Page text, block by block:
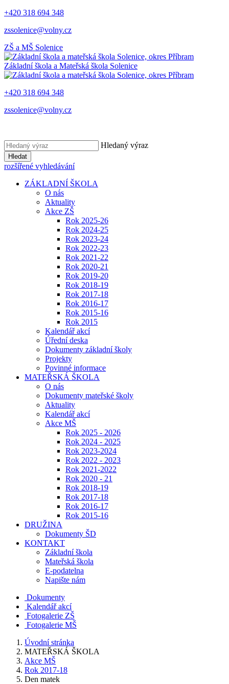
+420 318 694 348
zssolenice@volny.cz
ZŠ a MŠ Solenice
Základní škola a Mateřská škola Solenice
+420 318 694 348
zssolenice@volny.cz
Hledaný výraz
Hledat
rozšířené vyhledávání
ZÁKLADNÍ ŠKOLA
O nás
Aktuality
Akce ZŠ
Rok 2025-26
Rok 2024-25
Rok 2023-24
Rok 2022-23
Rok 2021-22
Rok 2020-21
Rok 2019-20
Rok 2018-19
Rok 2017-18
Rok 2016-17
Rok 2015-16
Rok 2015
Kalendář akcí
Úřední deska
Dokumenty základní školy
Projekty
Povinné informace
MATEŘSKÁ ŠKOLA
O nás
Dokumenty mateřské školy
Aktuality
Kalendář akcí
Akce MŠ
Rok 2025 - 2026
Rok 2024 - 2025
Rok 2023-2024
Rok 2022 - 2023
Rok 2021-2022
Rok 2020 - 21
Rok 2018-19
Rok 2017-18
Rok 2016-17
Rok 2015-16
DRUŽINA
Dokumenty ŠD
KONTAKT
Základní škola
Mateřská škola
E-podatelna
Napište nám
Dokumenty
Kalendář akcí
Fotogalerie ZŠ
Fotogalerie MŠ
Úvodní stránka
MATEŘSKÁ ŠKOLA
Akce MŠ
Rok 2017-18
Den matek